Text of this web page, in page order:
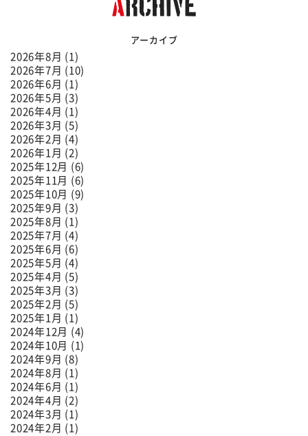
アーカイブ
2026年8月 (1)
2026年7月 (10)
2026年6月 (1)
2026年5月 (3)
2026年4月 (1)
2026年3月 (5)
2026年2月 (4)
2026年1月 (2)
2025年12月 (6)
2025年11月 (6)
2025年10月 (9)
2025年9月 (3)
2025年8月 (1)
2025年7月 (4)
2025年6月 (6)
2025年5月 (4)
2025年4月 (5)
2025年3月 (3)
2025年2月 (5)
2025年1月 (1)
2024年12月 (4)
2024年10月 (1)
2024年9月 (8)
2024年8月 (1)
2024年6月 (1)
2024年4月 (2)
2024年3月 (1)
2024年2月 (1)